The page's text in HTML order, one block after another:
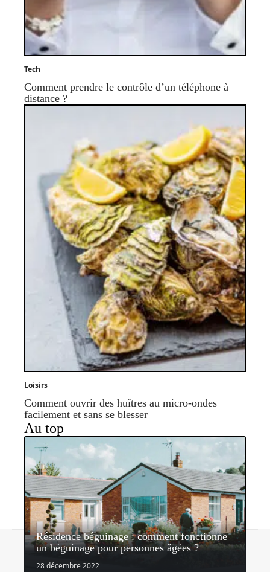
Tech
Comment prendre le contrôle d’un téléphone à
distance ?
Loisirs
Comment ouvrir des huîtres au micro-ondes
facilement et sans se blesser
Au top
Résidence béguinage : comment fonctionne
un béguinage pour personnes âgées ?
28 décembre 2022© 2026 | mondelibre.org
Contact Mentions légales Sitemap